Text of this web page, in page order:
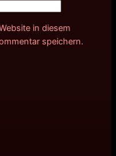
in diesem
speichern.